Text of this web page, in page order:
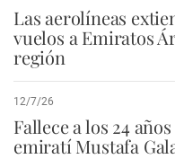
Las aerolíneas
vuelos a Emiratos
región
12/7/26
Fallece a los 24
emiratí Mustafa